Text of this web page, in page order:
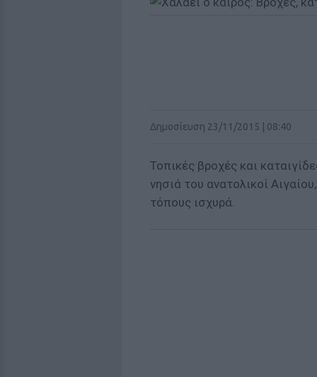
Δημοσίευση 23/11/2015 | 08:40
Τοπικές βροχές και
νησιά του ανατολικοί
τόπους ισχυρά.